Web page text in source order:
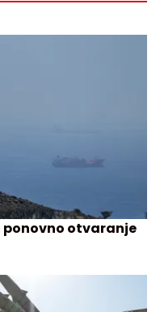
ponovno otvaranje